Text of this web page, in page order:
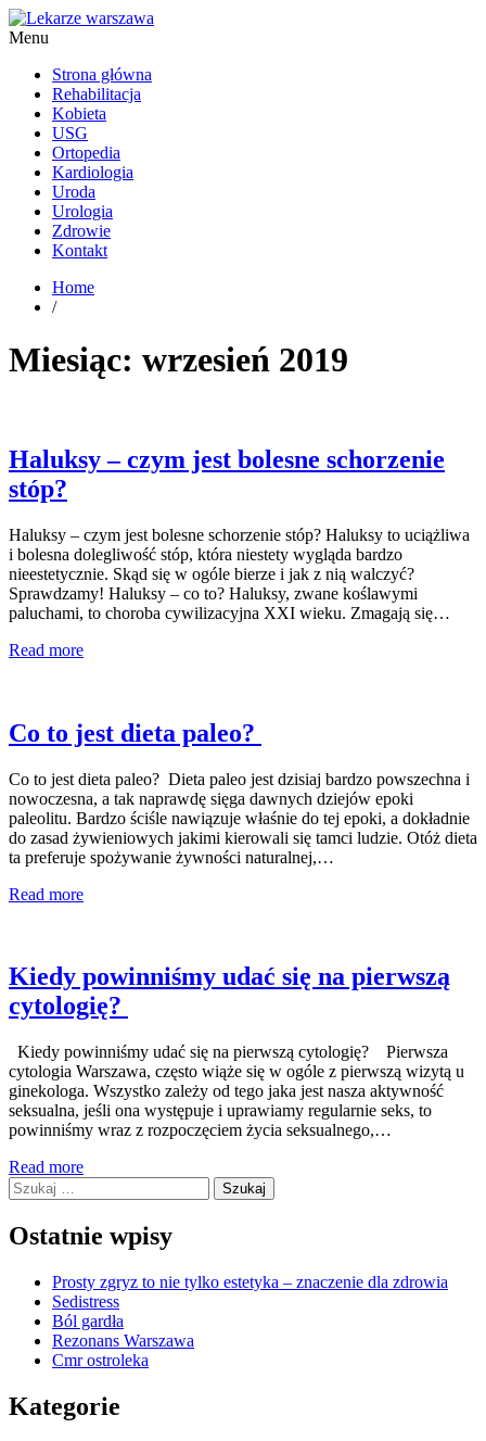
Menu
Strona główna
Rehabilitacja
Kobieta
USG
Ortopedia
Kardiologia
Uroda
Urologia
Zdrowie
Kontakt
Home
/
Miesiąc: wrzesień 2019
Haluksy – czym jest bolesne schorzenie
stóp?
Haluksy – czym jest bolesne schorzenie stóp? Haluksy to uciążliwa
i bolesna dolegliwość stóp, która niestety wygląda bardzo
nieestetycznie. Skąd się w ogóle bierze i jak z nią walczyć?
Sprawdzamy! Haluksy – co to? Haluksy, zwane koślawymi
paluchami, to choroba cywilizacyjna XXI wieku. Zmagają się…
Read more
Co to jest dieta paleo?
Co to jest dieta paleo? Dieta paleo jest dzisiaj bardzo powszechna i
nowoczesna, a tak naprawdę sięga dawnych dziejów epoki
paleolitu. Bardzo ściśle nawiązuje właśnie do tej epoki, a dokładnie
do zasad żywieniowych jakimi kierowali się tamci ludzie. Otóż dieta
ta preferuje spożywanie żywności naturalnej,…
Read more
Kiedy powinniśmy udać się na pierwszą
cytologię?
Kiedy powinniśmy udać się na pierwszą cytologię? Pierwsza
cytologia Warszawa, często wiąże się w ogóle z pierwszą wizytą u
ginekologa. Wszystko zależy od tego jaka jest nasza aktywność
seksualna, jeśli ona występuje i uprawiamy regularnie seks, to
powinniśmy wraz z rozpoczęciem życia seksualnego,…
Read more
Szukaj:
Ostatnie wpisy
Prosty zgryz to nie tylko estetyka – znaczenie dla zdrowia
Sedistress
Ból gardła
Rezonans Warszawa
Cmr ostroleka
Kategorie